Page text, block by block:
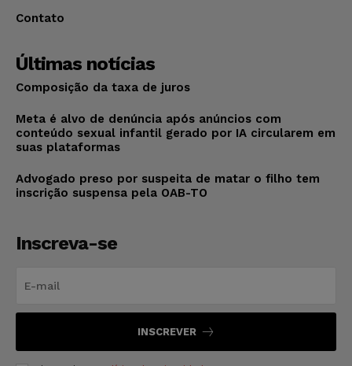
Contato
Últimas notícias
Composição da taxa de juros
Meta é alvo de denúncia após anúncios com
conteúdo sexual infantil gerado por IA circularem em
suas plataformas
Advogado preso por suspeita de matar o filho tem
inscrição suspensa pela OAB-TO
Inscreva-se
INSCREVER